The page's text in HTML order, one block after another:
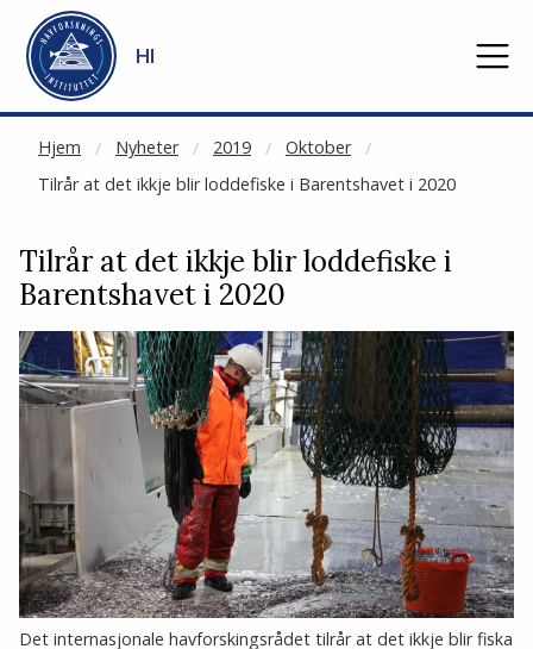
Gå til hovedinnhold
HI
Hjem Nyheter 2019
Oktober
Tilrår at det ikkje blir loddefiske i Barentshavet i 2020
NOT CACHED
Tilrår at det ikkje blir loddefiske i
Barentshavet i 2020
Det internasjonale havforskingsrådet tilrår at det ikkje blir fiska